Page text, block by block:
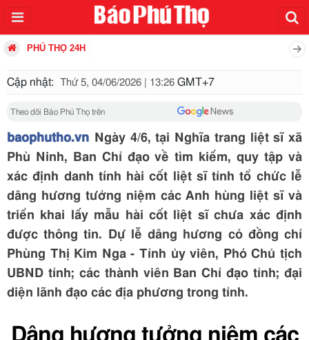
PHÚ THỌ 24H
Cập nhật: Thứ 5, 04/06/2026 | 13:26 GMT+7
Theo dõi Báo Phú Thọ trên
baophutho.vn Ngày 4/6, tại Nghĩa trang liệt sĩ xã
Phù Ninh, Ban Chỉ đạo về tìm kiếm, quy tập và
xác định danh tính hài cốt liệt sĩ tỉnh tổ chức lễ
dâng hương tưởng niệm các Anh hùng liệt sĩ và
triển khai lấy mẫu hài cốt liệt sĩ chưa xác định
được thông tin. Dự lễ dâng hương có đồng chí
Phùng Thị Kim Nga - Tỉnh ủy viên, Phó Chủ tịch
UBND tỉnh; các thành viên Ban Chỉ đạo tỉnh; đại
diện lãnh đạo các địa phương trong tỉnh.
Dâng hương tưởng niệm các